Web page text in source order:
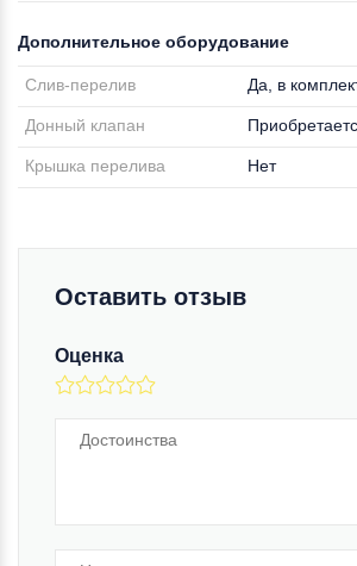
Дополнительное оборудование
Слив-перелив Да, в
Донный клапан
Крышка перелива Нет
Оставить отзыв
Оценка